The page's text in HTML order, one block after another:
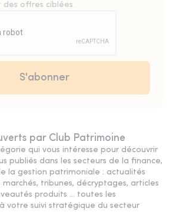
offres ciblées.
par Club Patrimoine
qui vous intéresse pour découvrir
publiés dans les secteurs de la finance,
la gestion patrimoniale : actualités
marchés, tribunes, décryptages, articles
produits ... toutes les
votre suivi stratégique du secteur